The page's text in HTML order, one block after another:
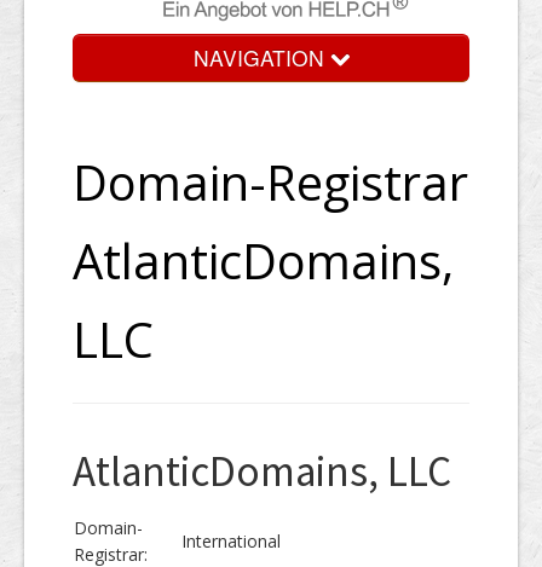
NAVIGATION
Domain-Registrar
AtlanticDomains,
LLC
AtlanticDomains, LLC
Domain-
Registrar:
International